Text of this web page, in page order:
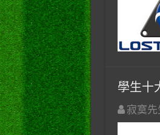
學生十
寂寞先